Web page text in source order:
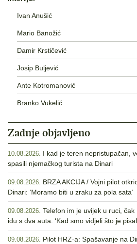
Ivan Anušić
Mario Banožić
Damir Krstičević
Josip Buljević
Ante Kotromanović
Branko Vukelić
Zadnje objavljeno
10.08.2026. I kad je teren nepristupačan,
spasili njemačkog turista na Dinari
09.08.2026. BRZA AKCIJA / Vojni pilot
Dinari: ‘Moramo biti u zraku za pola sata’
09.08.2026. Telefon im je uvijek u ruci, čak
idu s dva auta: ‘Kad smo vidjeli što je
09.08.2026. Pilot HRZ-a: Spašavanje na